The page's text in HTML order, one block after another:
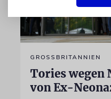
GROSSBRITANNIEN
Tories wegen
von Ex-